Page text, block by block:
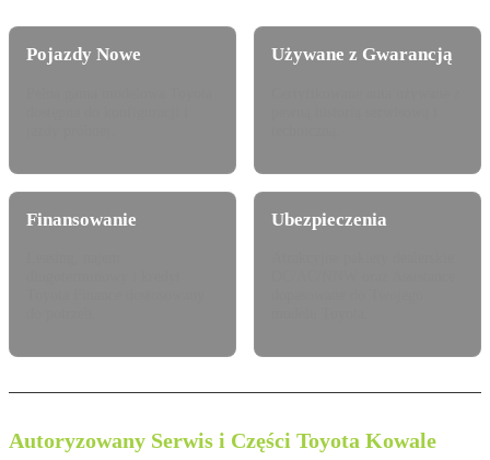
Pojazdy Nowe Używane z Gwarancją
Finansowanie Ubezpieczenia
Autoryzowany Serwis i Części Toyota Kowale